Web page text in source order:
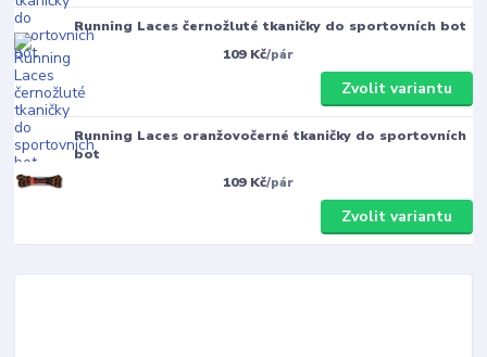
Running Laces černožluté tkaničky do sportovních bot
109 Kč/pár
Zvolit variantu
Running Laces oranžovočerné tkaničky do sportovních
bot
109 Kč/pár
Zvolit variantu